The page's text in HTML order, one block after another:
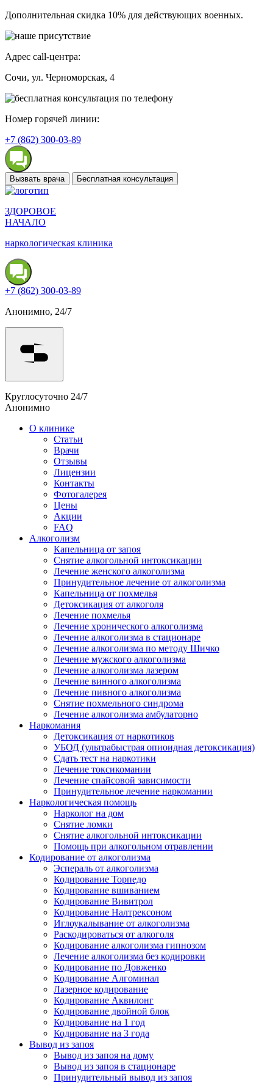
Дополнительная скидка 10% для действующих военных.
Адрес call-центра:
Сочи, ул. Черноморская, 4
Номер горячей линии:
+7 (862) 300-03-89
Вызвать врача Бесплатная консультация
ЗДОРОВОЕ
НАЧАЛО
наркологическая клиника
+7 (862) 300-03-89
Анонимно, 24/7
Круглосуточно 24/7
Анонимно
О клинике
Статьи
Врачи
Отзывы
Лицензии
Контакты
Фотогалерея
Цены
Акции
FAQ
Алкоголизм
Капельница от запоя
Снятие алкогольной интоксикации
Лечение женского алкоголизма
Принудительное лечение от алкоголизма
Капельница от похмелья
Детоксикация от алкоголя
Лечение похмелья
Лечение хронического алкоголизма
Лечение алкоголизма в стационаре
Лечение алкоголизма по методу Шичко
Лечение мужского алкоголизма
Лечение алкоголизма лазером
Лечение винного алкоголизма
Лечение пивного алкоголизма
Снятие похмельного синдрома
Лечение алкоголизма амбулаторно
Наркомания
Детоксикация от наркотиков
УБОД (ультрабыстрая опиоидная детоксикация)
Сдать тест на наркотики
Лечение токсикомании
Лечение спайсовой зависимости
Принудительное лечение наркомании
Наркологическая помощь
Нарколог на дом
Снятие ломки
Снятие алкогольной интоксикации
Помощь при алкогольном отравлении
Кодирование от алкоголизма
Эспераль от алкоголизма
Кодирование Торпедо
Кодирование вшиванием
Кодирование Вивитрол
Кодирование Налтрексоном
Иглоукалывание от алкоголизма
Раскодироваться от алкоголя
Кодирование алкоголизма гипнозом
Лечение алкоголизма без кодировки
Кодирование по Довженко
Кодирование Алгоминал
Лазерное кодирование
Кодирование Аквилонг
Кодирование двойной блок
Кодирование на 1 год
Кодирование на 3 года
Вывод из запоя
Вывод из запоя на дому
Вывод из запоя в стационаре
Принудительный вывод из запоя